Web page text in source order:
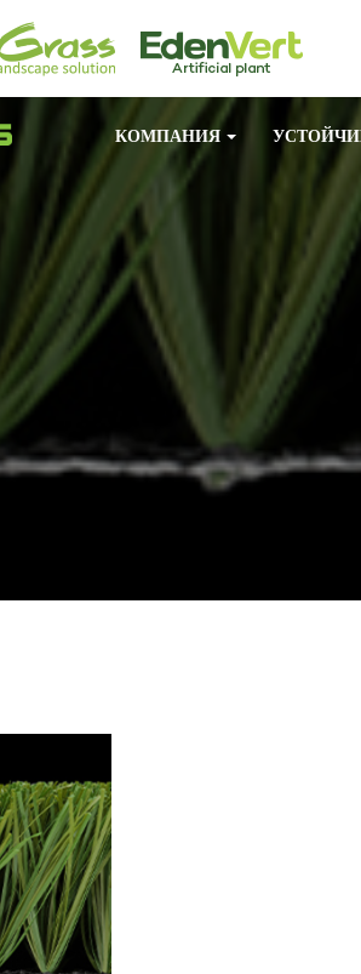
КОМПАНИЯ